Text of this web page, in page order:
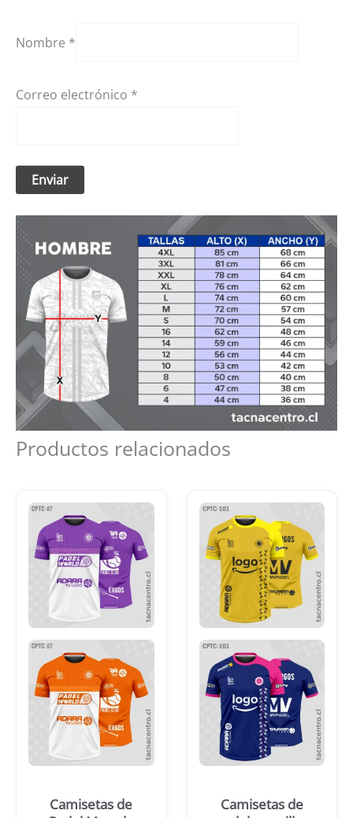
Nombre *
Correo electrónico *
Productos relacionados
Camisetas de
Camisetas de